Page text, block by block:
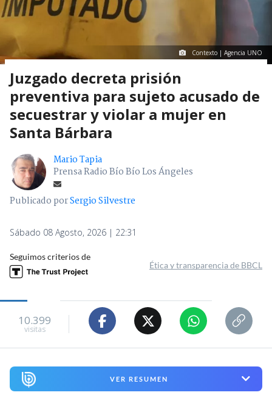
Contexto | Agencia UNO
Juzgado decreta prisión
preventiva para sujeto acusado de
secuestrar y violar a mujer en
Santa Bárbara
Mario Tapia
Prensa Radio Bío Bío Los Ángeles
Publicado porSergio Silvestre
Sábado 08 Agosto, 2026 | 22:31
Seguimos criterios de
Ética y transparencia de BBCL
10.399
visitas
VER RESUMEN